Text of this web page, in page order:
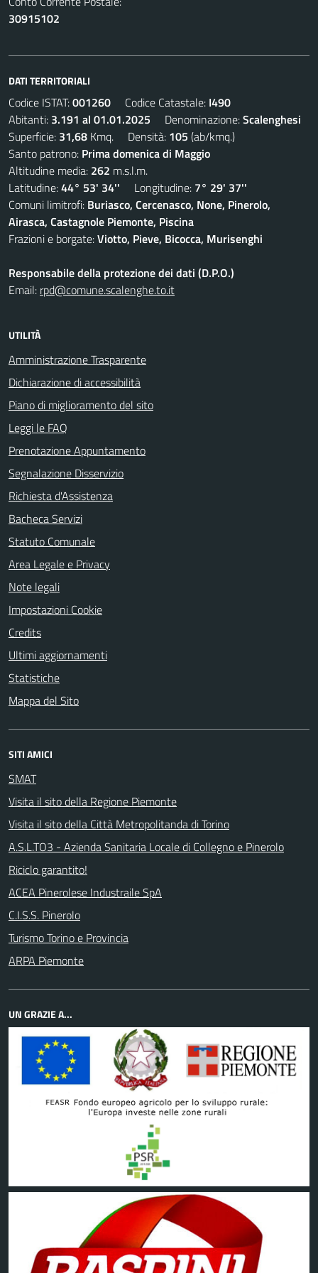
30915102
DATI TERRITORIALI
Codice ISTAT:001260 Codice Catastale: I490
Abitanti: 3.191 al 01.01.2025 Denominazione:Scalenghesi
Superficie: 31,68 Kmq. Densità: 105 (ab/kmq.)
Santo patrono: Prima domenica di Maggio
Altitudine media: 262 m.s.l.m.
Latitudine:44° 53' 34'' Longitudine: 7° 29' 37''
Comuni limitrofi: Buriasco, Cercenasco, None, Pinerolo,
Airasca, Castagnole Piemonte, Piscina
Frazioni e borgate:Viotto, Pieve, Bicocca, Murisenghi
Responsabile della protezione dei dati (D.P.O.)
Email: rpd@comune.scalenghe.to.it
UTILITÀ
Amministrazione Trasparente
Dichiarazione di accessibilità
Piano di miglioramento del sito
Leggi le FAQ
Prenotazione Appuntamento
Segnalazione Disservizio
Richiesta d'Assistenza
Bacheca Servizi
Statuto Comunale
Area Legale e Privacy
Note legali
Impostazioni Cookie
Credits
Ultimi aggiornamenti
Statistiche
Mappa del Sito
SITI AMICI
SMAT
Visita il sito della Regione Piemonte
Visita il sito della Città Metropolitanda di Torino
A.S.L.TO3 - Azienda Sanitaria Locale di Collegno e Pinerolo
Riciclo garantito!
ACEA Pinerolese Industraile SpA
C.I.S.S. Pinerolo
Turismo Torino e Provincia
ARPA Piemonte
UN GRAZIE A...